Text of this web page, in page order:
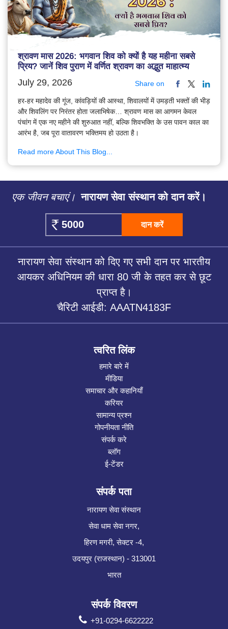
श्रावण मास 2026: भगवान शिव को क्यों है यह महीना सबसे
प्रिय? जानें शिव पुराण में वर्णित श्रावण का अद्भुत माहात्म्य
July 29, 2026 Share on
हर-हर महादेव की गूंज, कांवड़ियों की आस्था, शिवालयों में उमड़ती भक्तों की भीड़
और शिवलिंग पर निरंतर होता जलाभिषेक… श्रावण मास का आगमन केवल
पंचांग में एक नए महीने की शुरुआत नहीं, बल्कि शिवभक्ति के उस पावन काल का
आरंभ है, जब पूरा वातावरण भक्तिमय हो उठता है।
Read more About This Blog...
एक जीवन बचाएं। नारायण सेवा संस्थान को दान करें।
दान करें
नारायण सेवा संस्थान को दिए गए सभी दान पर भारतीय
आयकर अधिनियम की धारा 80 जी के तहत कर से छूट
प्राप्त है।
चैरिटी आईडी: AAATN4183F
त्वरित लिंक
हमारे बारे में
मीडिया
समाचार और कहानियाँ
करियर
सामान्य प्रश्न
गोपनीयता नीति
संपर्क करे
ब्लॉग
ई-टेंडर
संपर्क पता
नारायण सेवा संस्थान
सेवा धाम सेवा नगर,
हिरण मगरी, सेक्टर -4,
उदयपुर (राजस्थान) - 313001
भारत
संपर्क विवरण
+91-0294-6622222